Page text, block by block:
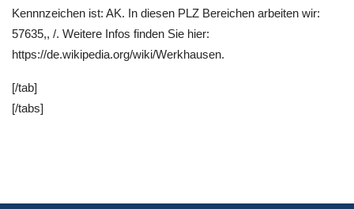
Kennnzeichen ist: AK. In diesen PLZ Bereichen arbeiten wir:
57635,, /. Weitere Infos finden Sie hier:
https://de.wikipedia.org/wiki/Werkhausen.
[/tab]
[/tabs]